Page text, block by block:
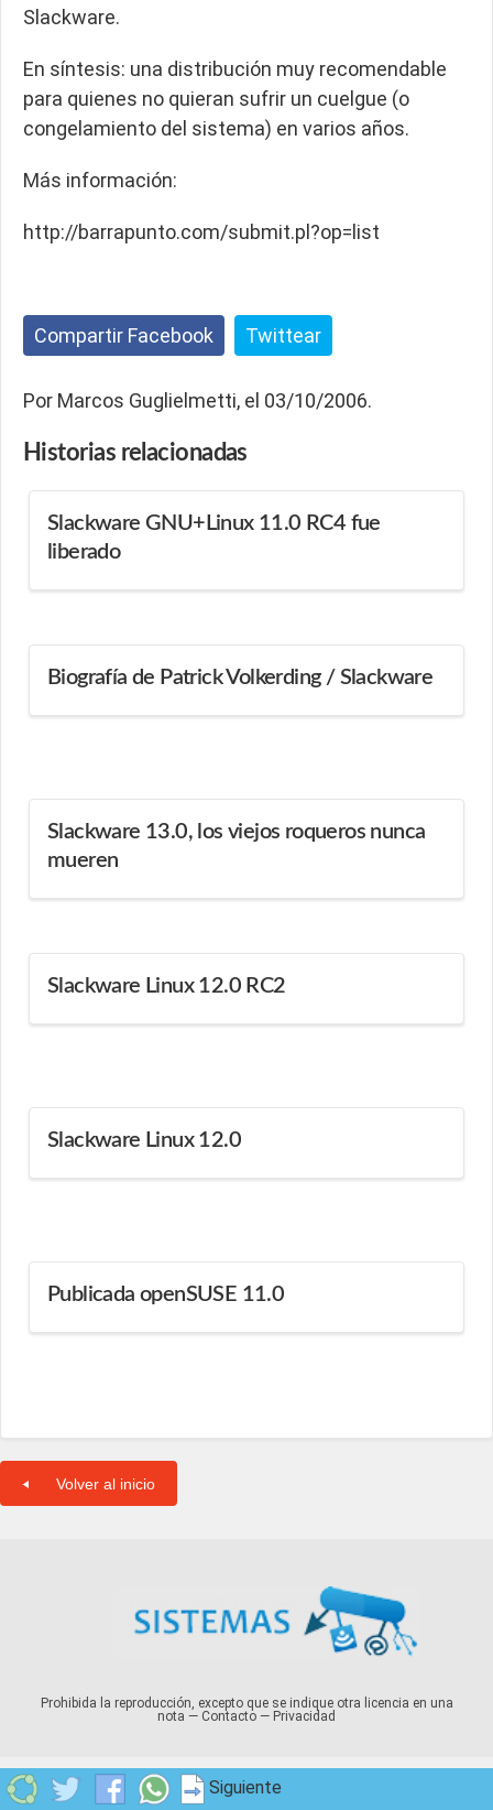
Slackware.
En síntesis: una distribución muy recomendable
para quienes no quieran sufrir un cuelgue (o
congelamiento del sistema) en varios años.
Más información:
http://barrapunto.com/submit.pl?op=list
Compartir Facebook Twittear
Por Marcos Guglielmetti, el 03/10/2006.
Historias relacionadas
Slackware GNU+Linux 11.0 RC4 fue
liberado
Biografía de Patrick Volkerding / Slackware
Slackware 13.0, los viejos roqueros nunca
mueren
Slackware Linux 12.0 RC2
Slackware Linux 12.0
Publicada openSUSE 11.0
Siguiente
Volver al inicio
Prohibida la reproducción, excepto que se indique otra licencia en una
nota — Contacto — Privacidad